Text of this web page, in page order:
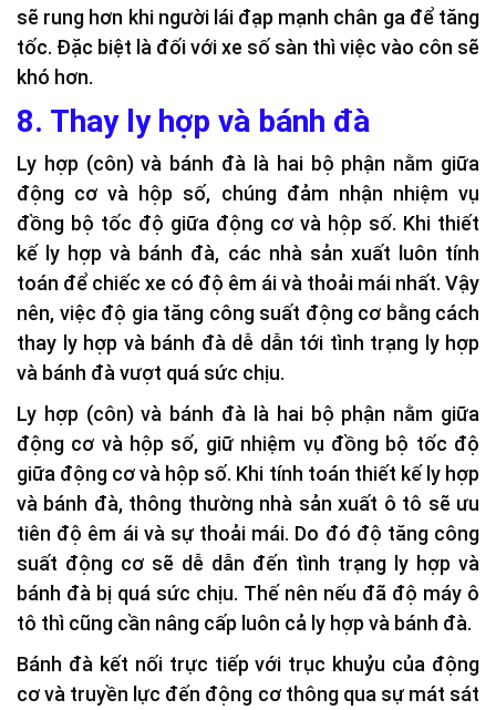
sẽ rung hơn khi người lái đạp mạnh chân ga để tăng
tốc. Đặc biệt là đối với xe số sàn thì việc vào côn sẽ
khó hơn.
8. Thay ly hợp và bánh đà
Ly hợp (côn) và bánh đà là hai bộ phận nằm giữa
động cơ và hộp số, chúng đảm nhận nhiệm vụ
đồng bộ tốc độ giữa động cơ và hộp số. Khi thiết
kế ly hợp và bánh đà, các nhà sản xuất luôn tính
toán để chiếc xe có độ êm ái và thoải mái nhất. Vậy
nên, việc độ gia tăng công suất động cơ bằng cách
thay ly hợp và bánh đà dễ dẫn tới tình trạng ly hợp
và bánh đà vượt quá sức chịu.
Ly hợp (côn) và bánh đà là hai bộ phận nằm giữa
động cơ và hộp số, giữ nhiệm vụ đồng bộ tốc độ
giữa động cơ và hộp số. Khi tính toán thiết kế ly hợp
và bánh đà, thông thường nhà sản xuất ô tô sẽ ưu
tiên độ êm ái và sự thoải mái. Do đó độ tăng công
suất động cơ sẽ dễ dẫn đến tình trạng ly hợp và
bánh đà bị quá sức chịu. Thế nên nếu đã độ máy ô
tô thì cũng cần nâng cấp luôn cả ly hợp và bánh đà.
Bánh đà kết nối trực tiếp với trục khuỷu của động
cơ và truyền lực đến động cơ thông qua sự mát sát